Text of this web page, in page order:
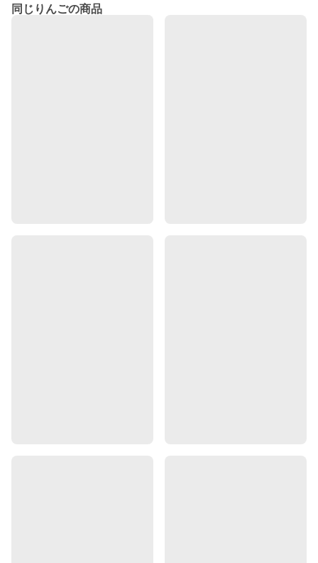
同じりんごの商品